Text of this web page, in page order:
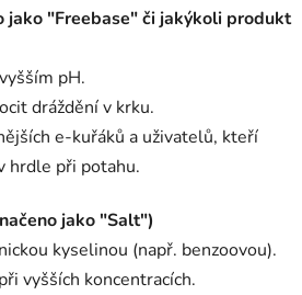
jako "Freebase" či jakýkoli produkt
pH.
dráždění v krku.
e-kuřáků a uživatelů, kteří
hrdle při potahu.
jako "Salt")
kyselinou (např. benzoovou).
vyšších koncentracích.